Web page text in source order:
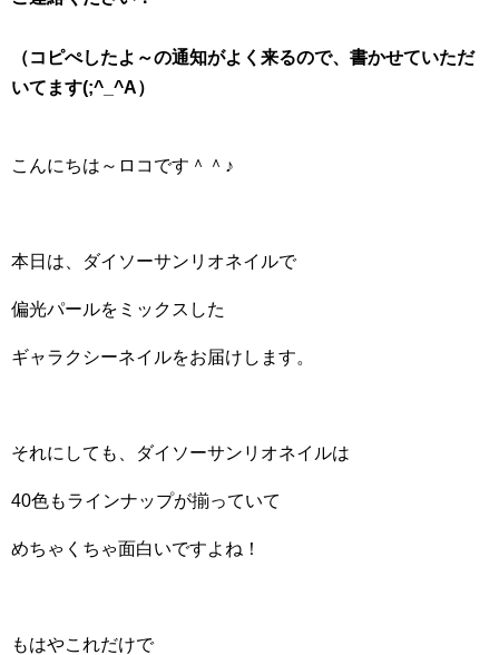
（コピぺしたよ～の通知がよく来るので、書かせていただ
いてます(;^_^A）
こんにちは～ロコです＾＾♪
本日は、ダイソーサンリオネイルで
偏光パールをミックスした
ギャラクシーネイルをお届けします。
それにしても、ダイソーサンリオネイルは
40色もラインナップが揃っていて
めちゃくちゃ面白いですよね！
もはやこれだけで